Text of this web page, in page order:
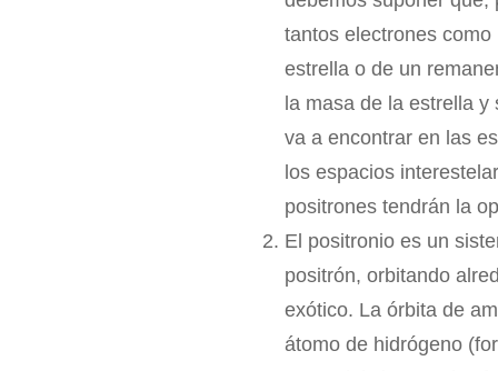
tantos electrones
estrella o de un
la masa de la estrella
va a encontrar en las
los espacios
positrones tendrán la
El positronio es un
positrón, orbitando
exótico. La órbita de
átomo de hidrógeno